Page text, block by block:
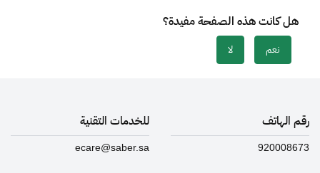
هل كانت هذه الصفحة مفيدة؟
نعم لا
رقم الهاتف
920008673
للخدمات التقنية
ecare@saber.sa